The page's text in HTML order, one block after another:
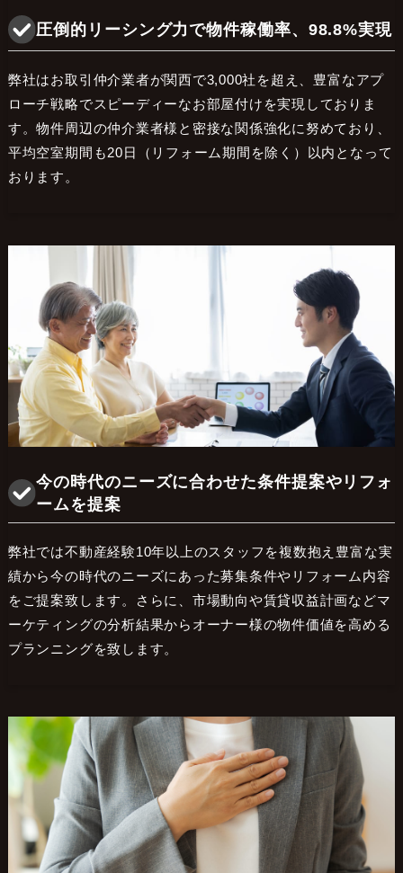
圧倒的リーシング力で物件稼働率、98.8%実現
弊社はお取引仲介業者が関西で3,000社を超え、豊富なアプ
ローチ戦略でスピーディーなお部屋付けを実現しておりま
す。物件周辺の仲介業者様と密接な関係強化に努めており、
平均空室期間も20日（リフォーム期間を除く）以内となって
おります。
今の時代のニーズに合わせた条件提案やリフォ
ームを提案
弊社では不動産経験10年以上のスタッフを複数抱え豊富な実
績から今の時代のニーズにあった募集条件やリフォーム内容
をご提案致します。さらに、市場動向や賃貸収益計画などマ
ーケティングの分析結果からオーナー様の物件価値を高める
プランニングを致します。